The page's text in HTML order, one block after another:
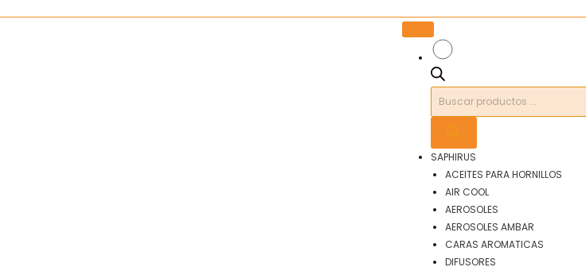
SAPHIRUS
ACEITES PARA HORNILLOS
AIR COOL
AEROSOLES
AEROSOLES AMBAR
CARAS AROMATICAS
DIFUSORES